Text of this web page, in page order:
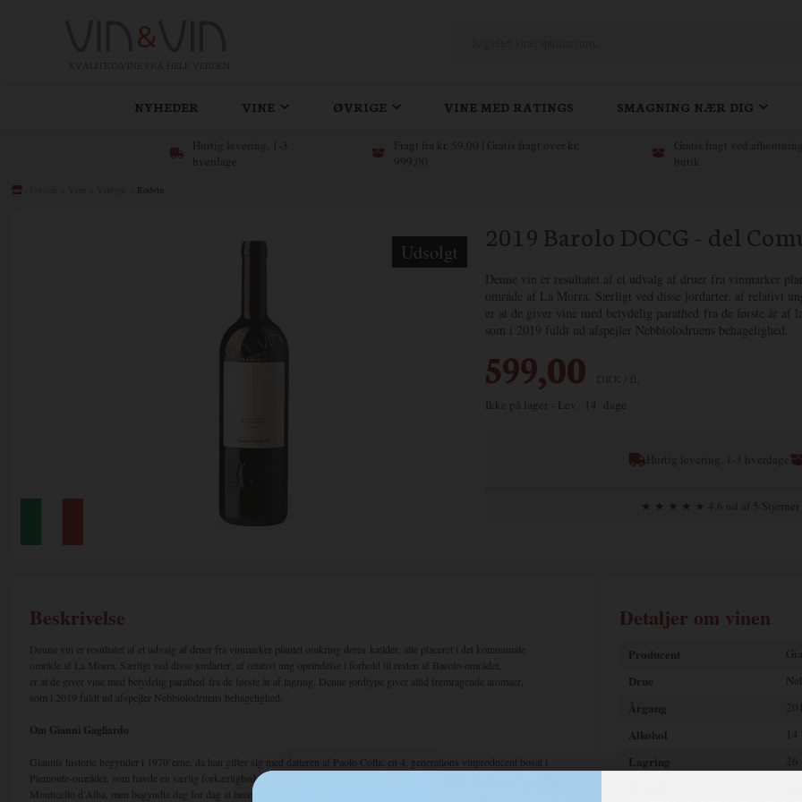
KVALITETSVINE FRA HELE VERDEN
NYHEDER VINE ØVRIGE VINE MED RATINGS SMAGNING NÆR DIG
Hurtig levering, 1-3
hverdage
Fragt fra kr. 59,00 | Gratis fragt over kr.
999,00
Gratis fragt ved
butik
Rødvin
Udsolgt 2019 Barolo DOCG - del
Denne vin er resultatet af et udvalg af druer fra vinmarker
område af La Morra. Særligt ved disse jordarter, af relativt
er at de giver vine med betydelig parathed fra de første år
som i 2019 fuldt ud afspejler Nebbiolodruens behagelighed.
599,00
Ikke på lager - Lev. 14 dage
Hurtig levering, 1-3 hverdage
★ ★ ★ ★ ★ 4,6 ud af 5 Stjerner
Beskrivelse
Denne vin er resultatet af et udvalg af druer fra vinmarker plantet omkring deres kælder, alle placeret i det kommunale
område af La Morra. Særligt ved disse jordarter, af relativt ung oprindelse i forhold til resten af ​​Barolo-området,
er at de giver vine med betydelig parathed fra de første år af lagring. Denne jordtype giver altid fremragende aromaer,
som i 2019 fuldt ud afspejler Nebbiolodruens behagelighed.
Om Gianni Gagliardo
Giannis historie begynder i 1970’erne, da han gifter sig med datteren af Paolo Colla, en 4. generations vinproducent bosat i
Piemonte-området, som havde en særlig forkærlighed for Barolo-vinene. Gianni kom fra en afholdsfamilie i den lille landsby
Monticello d’Alba, men begyndte dag for dag at lære mere om vin.
Detaljer om vinen
Producent
Drue
Årgang
Alkohol 14
Lagring 26